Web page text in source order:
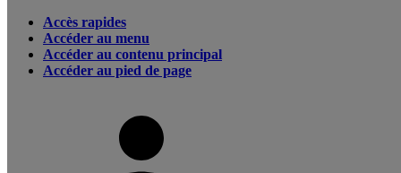
Accès rapides
Accéder au menu
Accéder au contenu principal
Accéder au pied de page